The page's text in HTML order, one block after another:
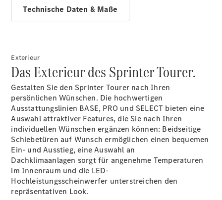
Fahrgestell
Sprinter
Sprinter
Pritschenfahrzeug
Konfigurator
Mercedes-
Benz Store
Vito
Alle Vito
Technische Daten & Maße
Exterieur
Das Exterieur des Sprinter Tourer.
Gestalten Sie den Sprinter Tourer nach Ihren
persönlichen Wünschen. Die hochwertigen
Ausstattungslinien BASE, PRO und SELECT bieten eine
Auswahl attraktiver Features, die Sie nach Ihren
individuellen Wünschen ergänzen können: Beidseitige
Schiebetüren auf Wunsch ermöglichen einen bequemen
Ein- und Ausstieg, eine Auswahl an
Dachklimaanlagen sorgt für angenehme Temperaturen
im Innenraum und die LED-
Hochleistungsscheinwerfer unterstreichen den
repräsentativen Look.